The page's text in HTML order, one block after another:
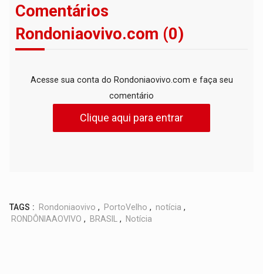
Comentários
Rondoniaovivo.com (0)
Acesse sua conta do Rondoniaovivo.com e faça seu
comentário
Clique aqui para entrar
TAGS : Rondoniaovivo , PortoVelho , notícia ,
RONDÔNIAAOVIVO , BRASIL , Notícia